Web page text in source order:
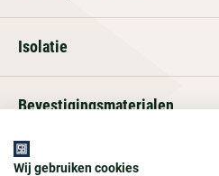
Isolatie
Bevestigingsmaterialen
IJzerwaren
Wij gebruiken cookies